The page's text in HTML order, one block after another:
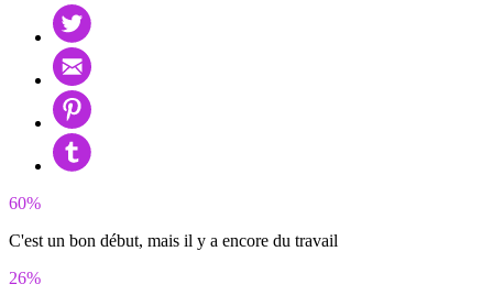
60%
C'est un bon début, mais il y a encore du travail
26%